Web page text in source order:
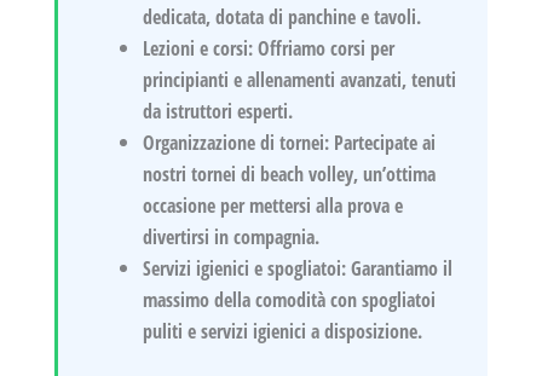
dedicata, dotata di panchine e tavoli.
Lezioni e corsi: Offriamo corsi per
principianti e allenamenti avanzati, tenuti
da istruttori esperti.
Organizzazione di tornei: Partecipate ai
nostri tornei di beach volley, un’ottima
occasione per mettersi alla prova e
divertirsi in compagnia.
Servizi igienici e spogliatoi: Garantiamo il
massimo della comodità con spogliatoi
puliti e servizi igienici a disposizione.